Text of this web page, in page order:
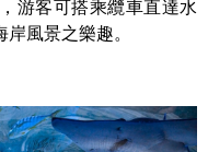
游客可搭乘纜車直達水
風景之樂趣。